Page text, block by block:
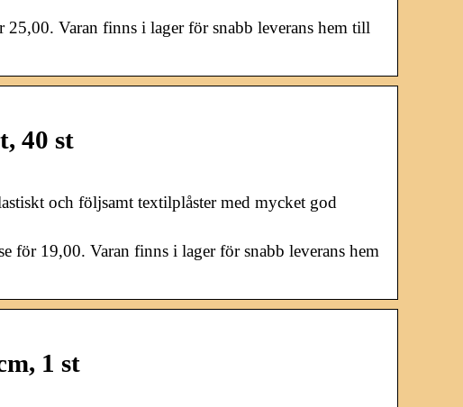
25,00. Varan finns i lager för snabb leverans hem till
40 st
och följsamt textilplåster med mycket god
för 19,00. Varan finns i lager för snabb leverans hem
1 st